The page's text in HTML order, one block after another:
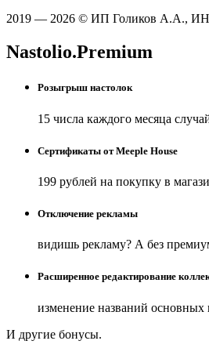
2019 — 2026 © ИП Голиков А.А.,
Nastolio.Premium
Розыгрыш настолок
15 числа каждого месяца
Сертификаты от Meeple House
199 рублей на покупку в
Отключение рекламы
видишь рекламу? А без
Расширенное редактирование
изменение названий основных
И другие бонусы.